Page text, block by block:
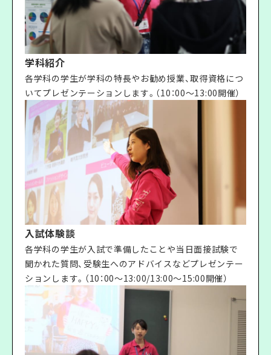
学科紹介
各学科の学生が学科の特長やお勧め授業、取得資格につ
いてプレゼンテーションします。（10：00〜13:00開催）
入試体験談
各学科の学生が入試で準備したことや当日面接試験で
聞かれた質問、受験生へのアドバイスなどプレゼンテー
ションします。（10：00〜13:00/13:00〜15:00開催）